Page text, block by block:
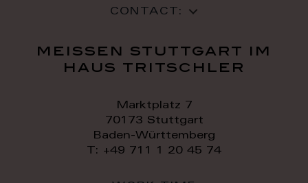
CONTACT:
meissen stuttgart im
haus tritschler
Marktplatz 7
70173 Stuttgart
Baden-Württemberg
T: +49 711 1 20 45 74